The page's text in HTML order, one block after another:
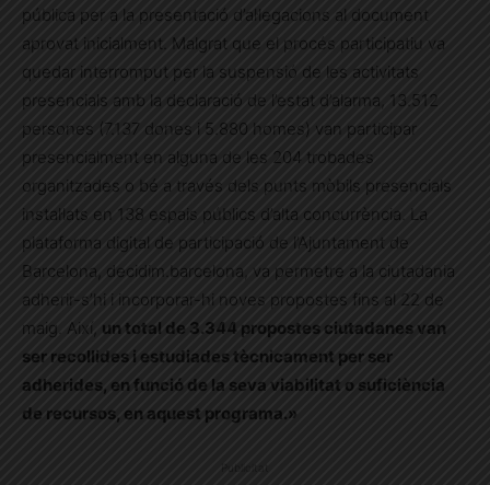
pública per a la presentació d’al·legacions al document
aprovat inicialment. Malgrat que el procés participatiu va
quedar interromput per la suspensió de les activitats
presencials amb la declaració de l’estat d’alarma, 13.512
persones (7.137 dones i 5.880 homes) van participar
presencialment en alguna de les 204 trobades
organitzades o bé a través dels punts mòbils presencials
instal·lats en 138 espais públics d’alta concurrència. La
plataforma digital de participació de l’Ajuntament de
Barcelona, decidim.barcelona, va permetre a la ciutadania
adherir-s’hi i incorporar-hi noves propostes fins al 22 de
maig. Així, un total de 3.344 propostes ciutadanes van
ser recollides i estudiades tècnicament per ser
adherides, en funció de la seva viabilitat o suficiència
de recursos, en aquest programa.»
Publicitat